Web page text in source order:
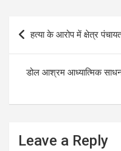
Post
navigation
हत्या के आरोप में क्षेत्र
डोल आश्रम आध्यात्मिक
Leave a Reply